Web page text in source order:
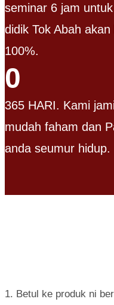
seminar 6 jam
didik Tok Abah
100%.
0
365 HARI. Kami
mudah faham dan
anda seumur hidup.
1. Betul ke produk ni